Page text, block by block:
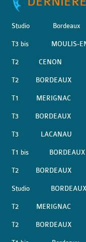
Studio Bordeaux
T3 bis MOULIS-
T2 CENON
T2 BORDEAUX
T1 MERIGNAC
T3 BORDEAUX
T3 LACANAU
T1 bis BORDEAUX
T2 BORDEAUX
Studio BORDEAUX
T2 MERIGNAC
T2 BORDEAUX